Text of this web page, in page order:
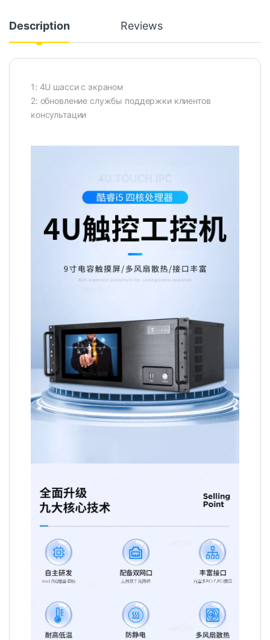
Description Reviews
1: 4U шасси с экраном
2: обновление службы поддержки клиентов
консультации